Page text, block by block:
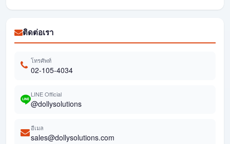
ติดต่อเรา
โทรศัพท์
02-105-4034
LINE Official
@dollysolutions
อีเมล
sales@dollysolutions.com